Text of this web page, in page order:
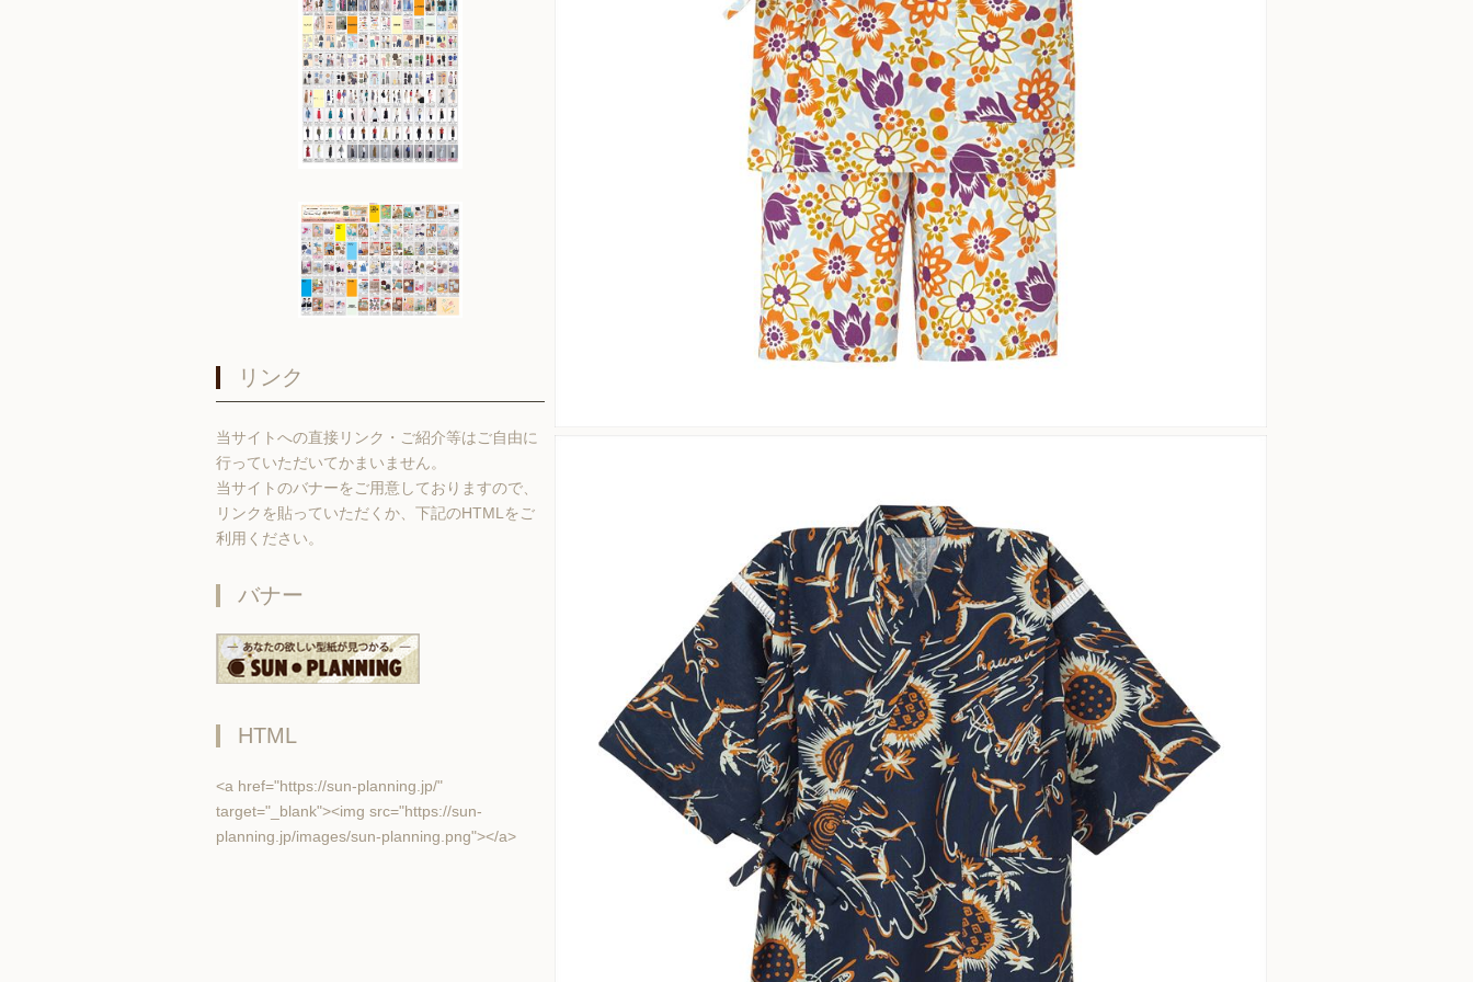
リンク
当サイトへの直接リンク・ご紹介等はご自由に
行っていただいてかまいません。
当サイトのバナーをご用意しておりますので、
リンクを貼っていただくか、下記のHTMLをご
利用ください。
バナー
HTML
<a href="https://sun-planning.jp/"
target="_blank"><img src="https://sun-
planning.jp/images/sun-planning.png"></a>